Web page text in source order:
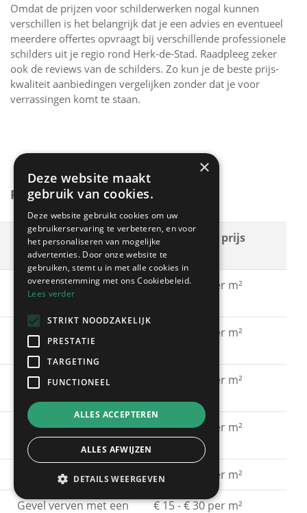
Omdat de prijzen voor schilderwerken nogal kunnen
verschillen is het belangrijk dat je een advies en eventueel
meerdere offertes opvraagt bij verschillende professionele
schilders uit je regio rond Herk-de-Stad. Raadpleeg zeker
ook de reviews van de schilders. Zo kun je de beste prijs-
kwaliteit aanbiedingen vergelijken zonder dat je voor
verrassingen komt te staan.
PRIJZEN GEVEL SCHILDEREN
Soort
schilderwerken
Gemiddelde prijs
Gevel schilderen met
acrylaatverf
€ 15 - € 30 per m²
Gevel schilderen met
silicaatverf
€ 15 - € 30 per m²
Gevel schilderen met
€ 20 - € 40 per m²
Gevel schilderen met
spuitkurk
€ 40 - € 60 per m²
Gevel kaleien € 25 - € 40 per m²
Gevel verven met een € 15 - € 30 per m²
×
Deze website maakt
gebruik van cookies.
Deze website gebruikt cookies om uw
gebruikerservaring te verbeteren, en voor
het personaliseren van mogelijke
advertenties. Door onze website te
gebruiken, stemt u in met alle cookies in
overeenstemming met ons Cookiebeleid.
Lees verder
STRIKT NOODZAKELIJK
PRESTATIE
TARGETING
FUNCTIONEEL
ALLES ACCEPTEREN
ALLES AFWIJZEN
DETAILS WEERGEVEN